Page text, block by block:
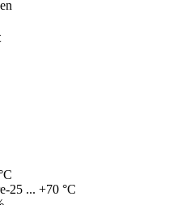
-25 ... +70 °C